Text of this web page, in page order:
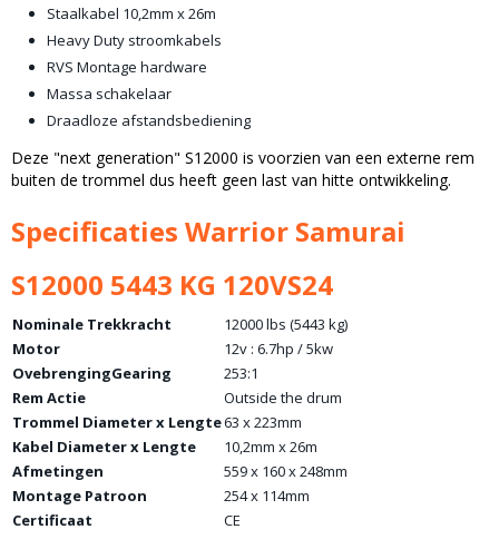
Staalkabel 10,2mm x 26m
Heavy Duty stroomkabels
RVS Montage hardware
Massa schakelaar
Draadloze afstandsbediening
Deze "next generation" S12000 is voorzien van een externe rem
buiten de trommel dus heeft geen last van hitte ontwikkeling.
Specificaties Warrior Samurai
S12000 5443 KG 120VS24
Nominale Trekkracht
12000 lbs (5443 kg)
Motor
12v : 6.7hp / 5kw
OvebrengingGearing
253:1
Rem Actie
Outside the drum
Trommel Diameter x Lengte63 x 223mm
Kabel Diameter x Lengte
10,2mm x 26m
Afmetingen
559 x 160 x 248mm
Montage Patroon
254 x 114mm
Certificaat
CE